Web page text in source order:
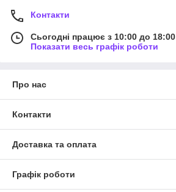
Контакти
Сьогодні працює з 10:00 до 18:00
Показати весь графік роботи
Про нас
Контакти
Доставка та оплата
Графік роботи